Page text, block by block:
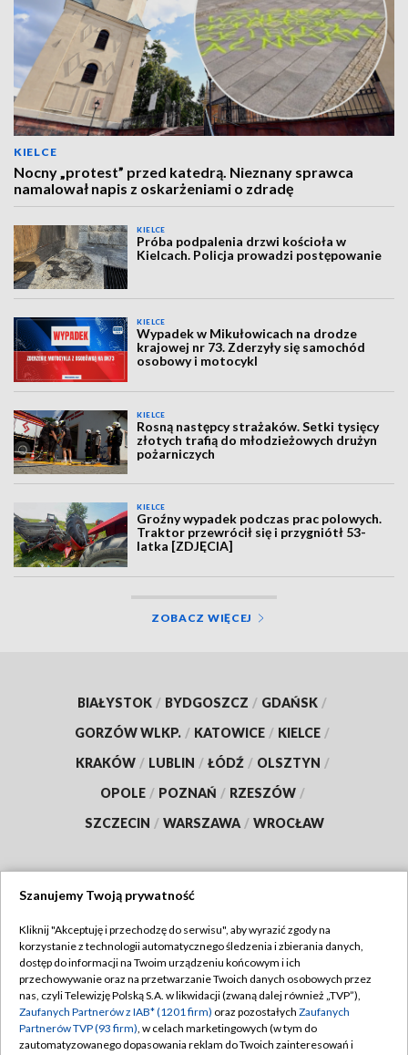
KIELCE
Nocny „protest” przed katedrą. Nieznany sprawca
namalował napis z oskarżeniami o zdradę
KIELCE
Próba podpalenia drzwi kościoła w
Kielcach. Policja prowadzi postępowanie
KIELCE
Wypadek w Mikułowicach na drodze
krajowej nr 73. Zderzyły się samochód
osobowy i motocykl
KIELCE
Rosną następcy strażaków. Setki tysięcy
złotych trafią do młodzieżowych drużyn
pożarniczych
KIELCE
Groźny wypadek podczas prac polowych.
Traktor przewrócił się i przygniótł 53-
latka [ZDJĘCIA]
ZOBACZ WIĘCEJ
BIAŁYSTOK / BYDGOSZCZ / GDAŃSK /
GORZÓW WLKP. / KATOWICE / KIELCE /
KRAKÓW / LUBLIN / ŁÓDŹ / OLSZTYN /
OPOLE / POZNAŃ / RZESZÓW /
SZCZECIN / WARSZAWA / WROCŁAW
TVP
Abonament TVP
Emisja w TVP
Centrum informacji TVP
Regulamin TVP
Polityka prywatności
Moje zgody
Szanujemy Twoją prywatność
Kliknij "Akceptuję i przechodzę do serwisu", aby wyrazić zgody na
korzystanie z technologii automatycznego śledzenia i zbierania danych,
dostęp do informacji na Twoim urządzeniu końcowym i ich
przechowywanie oraz na przetwarzanie Twoich danych osobowych przez
nas, czyli Telewizję Polską S.A. w likwidacji (zwaną dalej również „TVP”),
Zaufanych Partnerów z IAB* (1201 firm) oraz pozostałych Zaufanych
Partnerów TVP (93 firm), w celach marketingowych (w tym do
zautomatyzowanego dopasowania reklam do Twoich zainteresowań i